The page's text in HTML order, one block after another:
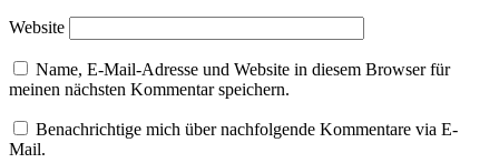
Website
Name, E-Mail-Adresse und Website in diesem Browser für
meinen nächsten Kommentar speichern.
Benachrichtige mich über nachfolgende Kommentare via E-
Mail.